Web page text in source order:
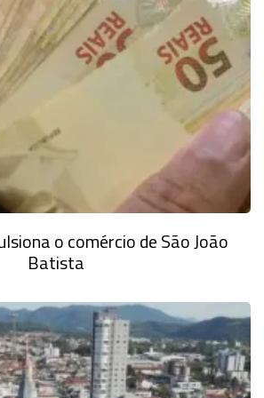
o comércio de São João
Batista